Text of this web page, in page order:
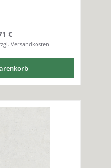
Preis:
€
Versandkosten